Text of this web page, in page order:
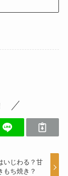
いじわる？甘
もち焼き？